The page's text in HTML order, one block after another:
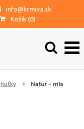
info@krmiva.sk
Košík (0)
Natur - mls